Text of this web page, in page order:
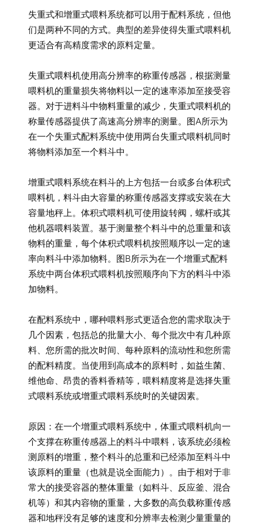
失重式和增重式喂料系统都可以用于配料系统，但他
们是两种不同的方式。典型的差异使得失重式喂料机
更适合有高精度需求的原料定量。
失重式喂料机使用高分辨率的称重传感器，根据测量
喂料机的重量损失将物料以一定的速率添加至接受容
器。对于进料斗中物料重量的减少，失重式喂料机的
称量传感器提供了高速高分辨率的测量。图A所示为
在一个失重式配料系统中使用两台失重式喂料机同时
将物料添加至一个料斗中。
增重式喂料系统在料斗的上方包括一台或多台体积式
喂料机，料斗由大容量的称重传感器支撑或安装在大
容量地秤上。体积式喂料机可使用旋转阀，螺杆或其
他机器喂料装置。基于测量整个料斗中的总重量和该
物料的重量，每个体积式喂料机按照顺序以一定的速
率向料斗中添加物料。图B所示为在一个增重式配料
系统中两台体积式喂料机按照顺序向下方的料斗中添
加物料。
在配料系统中，哪种喂料形式更适合您的需求取决于
几个因素，包括总的批量大小、每个批次中有几种原
料、您所需的批次时间、每种原料的流动性和您所需
的配料精度。当使用到高成本的原料时，如益生菌、
维他命、昂贵的香料香精等，喂料精度将是选择失重
式喂料系统或增重式喂料系统时的关键因素。
原因：在一个增重式喂料系统中，体重式喂料机向一
个支撑在称重传感器上的料斗中喂料，该系统必须检
测原料的增重，整个料斗的总重和已经添加至料斗中
该原料的重量（也就是说全面能力）。由于相对于非
常大的接受容器的整体重量（如料斗、反应釜、混合
机等）和其内容物的重量，大多数的高负载称重传感
器和地秤没有足够的速度和分辨率去检测少量重量的